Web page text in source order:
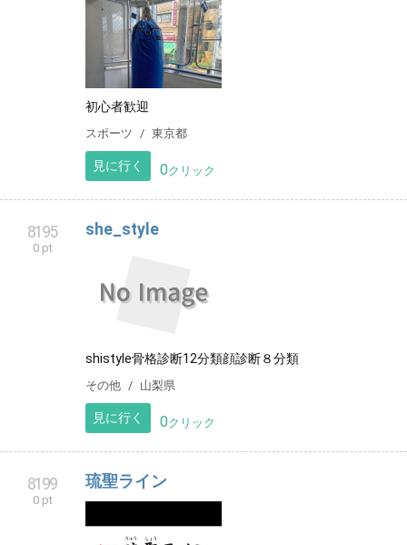
初心者歓迎
スポーツ 東京都
見に行く 0クリック
8195
0 pt
she_style
shistyle骨格診断12分類顔診断８分類
その他 山梨県
見に行く 0クリック
8199
0 pt
琉聖ライン